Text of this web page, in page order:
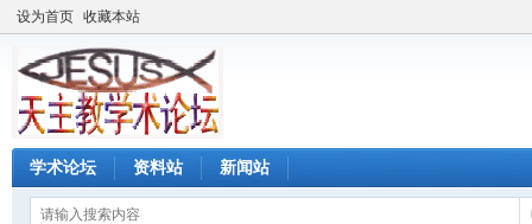
设为首页 收藏本站
学术论坛 资料站 新闻站